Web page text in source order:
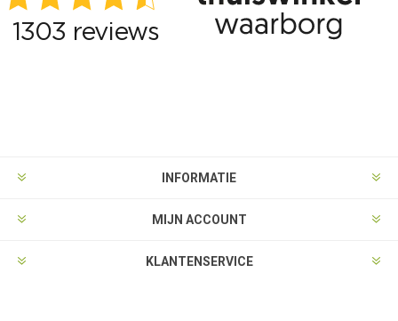
INFORMATIE
MIJN ACCOUNT
KLANTENSERVICE